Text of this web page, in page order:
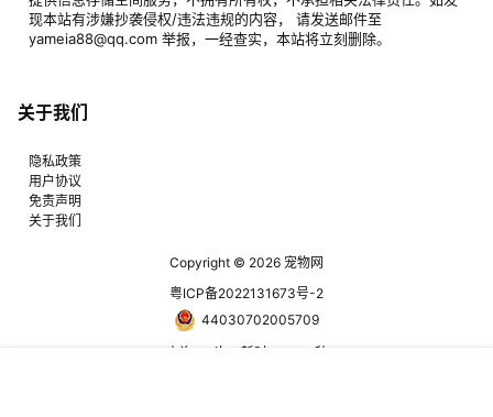
现本站有涉嫌抄袭侵权/违法违规的内容， 请发送邮件至
yameia88@qq.com 举报，一经查实，本站将立刻删除。
关于我们
隐私政策
用户协议
免责声明
关于我们
Copyright © 2026 宠物网
粤ICP备2022131673号-2
44030702005709
查询 25 次，耗时 0.1747 秒